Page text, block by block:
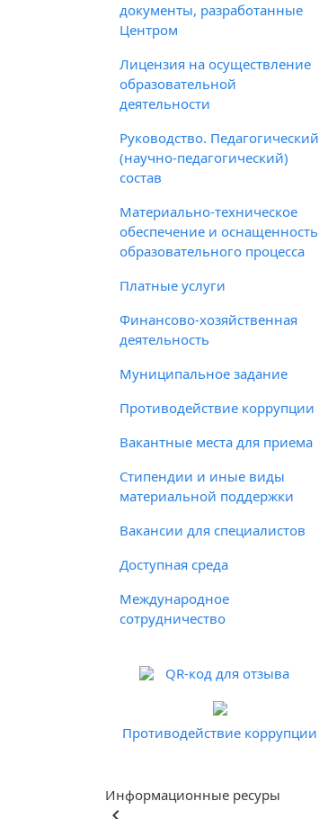
документы, разработанные
Центром
Лицензия на осуществление
образовательной
деятельности
Руководство. Педагогический
(научно-педагогический)
состав
Материально-техническое
обеспечение и оснащенность
образовательного процесса
Платные услуги
Финансово-хозяйственная
деятельность
Муниципальное задание
Противодействие коррупции
Вакантные места для приема
Стипендии и иные виды
материальной поддержки
Вакансии для специалистов
Доступная среда
Международное
сотрудничество
QR-код для отзыва
Противодействие коррупции
Информационные ресуры